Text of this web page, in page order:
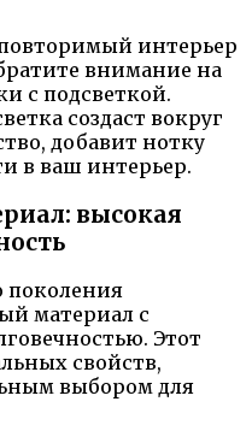
интерьер
внимание на
с подсветкой.
создаст вокруг
добавит нотку
в ваш интерьер.
высокая
поколения
материал с
Этот
свойств,
выбором для